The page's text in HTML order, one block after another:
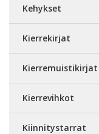
Kehykset
Kierrekirjat
Kierremuistikirjat
Kierrevihkot
Kiinnitystarrat